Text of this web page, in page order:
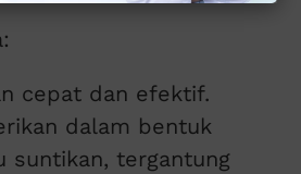
cepat dan efektif.
dalam bentuk
suntikan, tergantung